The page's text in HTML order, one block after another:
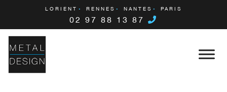
LORIENT RENNES NANTES PARIS
02 97 88 13 87